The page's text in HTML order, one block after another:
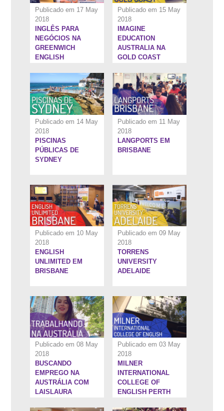
Publicado em 17 May
2018
INGLÊS PARA
NEGÓCIOS NA
GREENWICH
ENGLISH
Publicado em 15 May
2018
IMAGINE
EDUCATION
AUSTRALIA NA
GOLD COAST
Publicado em 14 May
2018
PISCINAS
PÚBLICAS DE
SYDNEY
Publicado em 11 May
2018
LANGPORTS EM
BRISBANE
Publicado em 10 May
2018
ENGLISH
UNLIMITED EM
BRISBANE
Publicado em 09 May
2018
TORRENS
UNIVERSITY
ADELAIDE
Publicado em 08 May
2018
12:7''
BUSCANDO
EMPREGO NA
AUSTRÁLIA COM
LAISLAURA
Publicado em 03 May
2018
MILNER
INTERNATIONAL
COLLEGE OF
ENGLISH PERTH
7:46''